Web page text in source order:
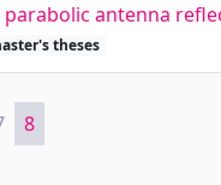
antenna
theses
8